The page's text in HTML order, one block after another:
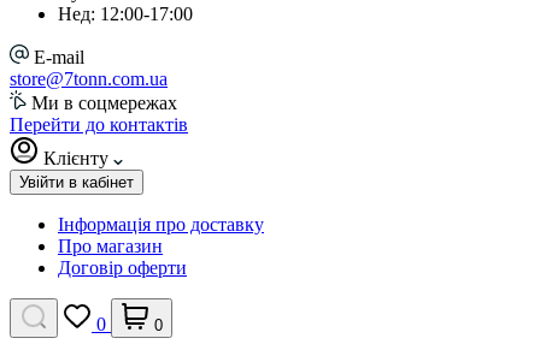
Нед: 12:00-17:00
E-mail
store@7tonn.com.ua
Ми в соцмережах
Перейти до контактів
Клієнту
Увійти в кабінет
Інформація про доставку
Про магазин
Договір оферти
0 0